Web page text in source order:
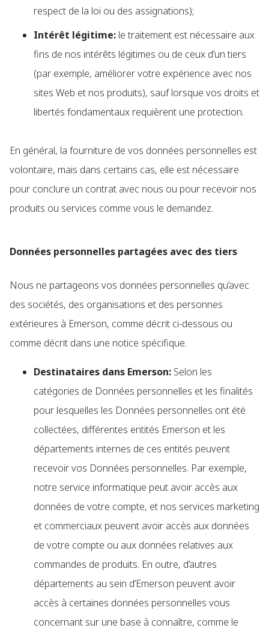
respect de la loi ou des assignations);
Intérêt légitime: le traitement est nécessaire aux
fins de nos intérêts légitimes ou de ceux d’un tiers
(par exemple, améliorer votre expérience avec nos
sites Web et nos produits), sauf lorsque vos droits et
libertés fondamentaux requièrent une protection.
En général, la fourniture de vos données personnelles est
volontaire, mais dans certains cas, elle est nécessaire
pour conclure un contrat avec nous ou pour recevoir nos
produits ou services comme vous le demandez.
Données personnelles partagées avec des tiers
Nous ne partageons vos données personnelles qu’avec
des sociétés, des organisations et des personnes
extérieures à Emerson, comme décrit ci-dessous ou
comme décrit dans une notice spécifique.
Destinataires dans Emerson: Selon les
catégories de Données personnelles et les finalités
pour lesquelles les Données personnelles ont été
collectées, différentes entités Emerson et les
départements internes de ces entités peuvent
recevoir vos Données personnelles. Par exemple,
notre service informatique peut avoir accès aux
données de votre compte, et nos services marketing
et commerciaux peuvent avoir accès aux données
de votre compte ou aux données relatives aux
commandes de produits. En outre, d’autres
départements au sein d’Emerson peuvent avoir
accès à certaines données personnelles vous
concernant sur une base à connaître, comme le